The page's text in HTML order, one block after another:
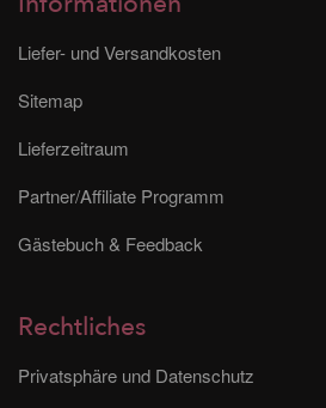
Liefer- und Versandkosten
Sitemap
Lieferzeitraum
Partner/Affiliate Programm
Gästebuch & Feedback
Rechtliches
Privatsphäre und Datenschutz